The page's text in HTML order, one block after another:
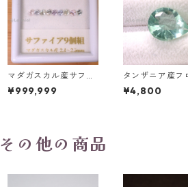
マダガスカル産サファ
イア ルース 9個組 2.4
～2.5mm
¥999,999
タンザニア産フ
イト(蛍光) ペア
プカットルー
¥4,800
その他の商品